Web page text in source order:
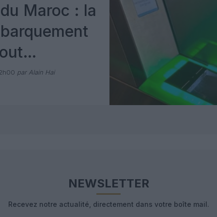
Maroc : la
Pax
par Alain Hai
NEWSLETTER
Recevez notre actualité, directement dans votre boîte mail.